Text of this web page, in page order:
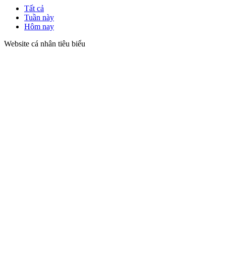
Tất cả
Tuần này
Hôm nay
Website cá nhân tiêu biểu